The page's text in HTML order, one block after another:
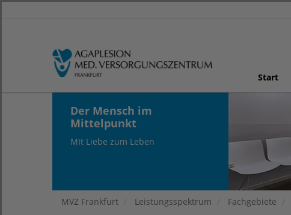
Start
Der Mensch im
Mittelpunkt
MIt Liebe zum Leben
MVZ Frankfurt Leistungsspektrum Fachgebiete